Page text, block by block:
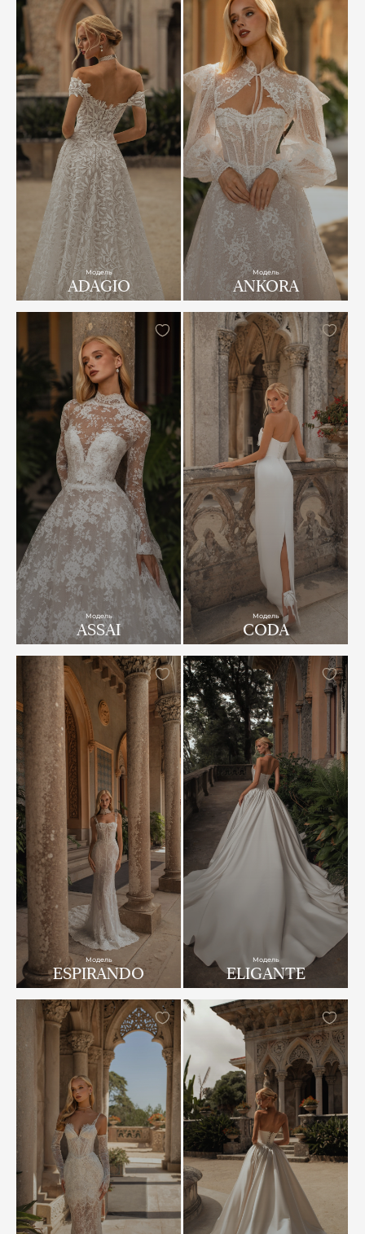
Модель
ADAGIO
Модель
ANKORA
Модель
ASSAI
Модель
CODA
Модель
ESPIRANDO
Модель
ELIGANTE